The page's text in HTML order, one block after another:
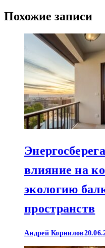
Похожие записи
влияние на
экологию
пространств
Андрей Корнилов